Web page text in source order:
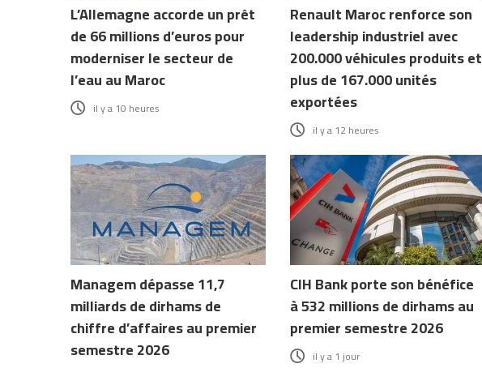
L’Allemagne accorde un prêt
de 66 millions d’euros pour
moderniser le secteur de
l’eau au Maroc
il y a 10 heures
Renault Maroc renforce son
leadership industriel avec
200.000 véhicules produits et
plus de 167.000 unités
exportées
il y a 12 heures
Managem dépasse 11,7
milliards de dirhams de
chiffre d’affaires au premier
semestre 2026
CIH Bank porte son bénéfice
à 532 millions de dirhams au
premier semestre 2026
il y a 1 jour